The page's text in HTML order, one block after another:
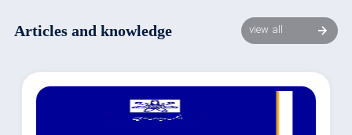
Articles and knowledge view all